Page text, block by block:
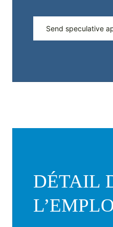
Send speculative
DÉTAIL